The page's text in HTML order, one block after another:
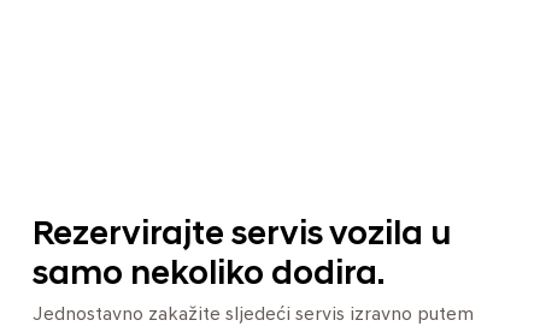
Rezervirajte servis vozila u
samo nekoliko dodira.
Jednostavno zakažite sljedeći servis izravno putem